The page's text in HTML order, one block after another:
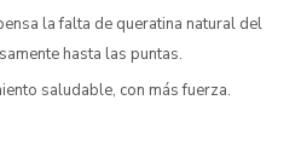
la falta de queratina natural del
hasta las puntas.
saludable, con más fuerza.